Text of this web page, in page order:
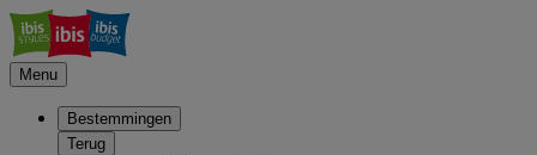
Menu
Bestemmingen
Terug